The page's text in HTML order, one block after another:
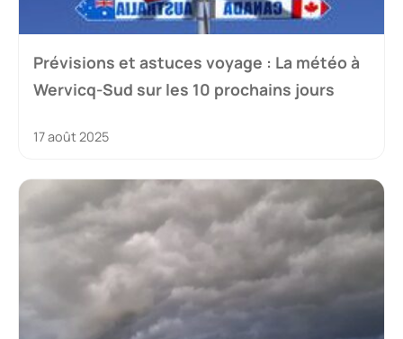
Prévisions et astuces voyage : La météo à
Wervicq-Sud sur les 10 prochains jours
17 août 2025